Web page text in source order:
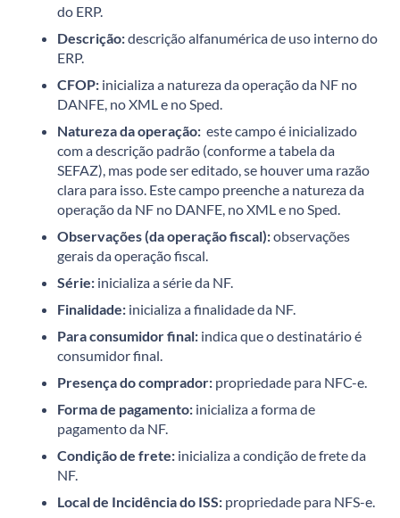
do ERP.
Descrição:descrição alfanumérica de uso interno do
ERP.
CFOP: inicializa a natureza da operação da NF no
DANFE, no XML e no Sped.
Natureza da operação: este campo é inicializado
com a descrição padrão (conforme a tabela da
SEFAZ), mas pode ser editado, se houver uma razão
clara para isso. Este campo preenche a natureza da
operação da NF no DANFE, no XML e no Sped.
Observações (da operação fiscal):observações
gerais da operação fiscal.
Série: inicializa a série da NF.
Finalidade: inicializa a finalidade da NF.
Para consumidor final: indica que o destinatário é
consumidor final.
Presença do comprador: propriedade para NFC-e.
Forma de pagamento: inicializa a forma de
pagamento da NF.
Condição de frete: inicializa a condição de frete da
NF.
Local de Incidência do ISS: propriedade para NFS-e.